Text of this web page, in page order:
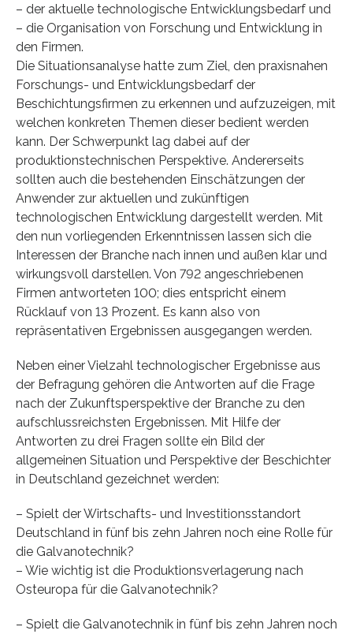
– der aktuelle technologische Entwicklungsbedarf und
– die Organisation von Forschung und Entwicklung in
den Firmen.
Die Situationsanalyse hatte zum Ziel, den praxisnahen
Forschungs- und Entwicklungsbedarf der
Beschichtungsfirmen zu erkennen und aufzuzeigen, mit
welchen konkreten Themen dieser bedient werden
kann. Der Schwerpunkt lag dabei auf der
produktionstechnischen Perspektive. Andererseits
sollten auch die bestehenden Einschätzungen der
Anwender zur aktuellen und zukünftigen
technologischen Entwicklung dargestellt werden. Mit
den nun vorliegenden Erkenntnissen lassen sich die
Interessen der Branche nach innen und außen klar und
wirkungsvoll darstellen. Von 792 angeschriebenen
Firmen antworteten 100; dies entspricht einem
Rücklauf von 13 Prozent. Es kann also von
repräsentativen Ergebnissen ausgegangen werden.
Neben einer Vielzahl technologischer Ergebnisse aus
der Befragung gehören die Antworten auf die Frage
nach der Zukunftsperspektive der Branche zu den
aufschlussreichsten Ergebnissen. Mit Hilfe der
Antworten zu drei Fragen sollte ein Bild der
allgemeinen Situation und Perspektive der Beschichter
in Deutschland gezeichnet werden:
– Spielt der Wirtschafts- und Investitionsstandort
Deutschland in fünf bis zehn Jahren noch eine Rolle für
die Galvanotechnik?
– Wie wichtig ist die Produktionsverlagerung nach
Osteuropa für die Galvanotechnik?
– Spielt die Galvanotechnik in fünf bis zehn Jahren noch